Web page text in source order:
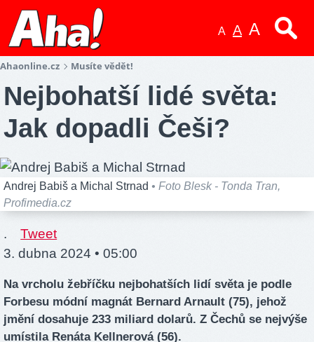
A A A
Ahaonline.cz Musíte vědět!
Nejbohatší lidé světa:
Jak dopadli Češi?
Andrej Babiš a Michal Strnad • Foto Blesk - Tonda Tran,
Profimedia.cz
.
Tweet
3. dubna 2024 • 05:00
Na vrcholu žebříčku nejbohatších lidí světa je podle
Forbesu módní magnát Bernard Arnault (75), jehož
jmění dosahuje 233 miliard dolarů. Z Čechů se nejvýše
umístila Renáta Kellnerová (56).